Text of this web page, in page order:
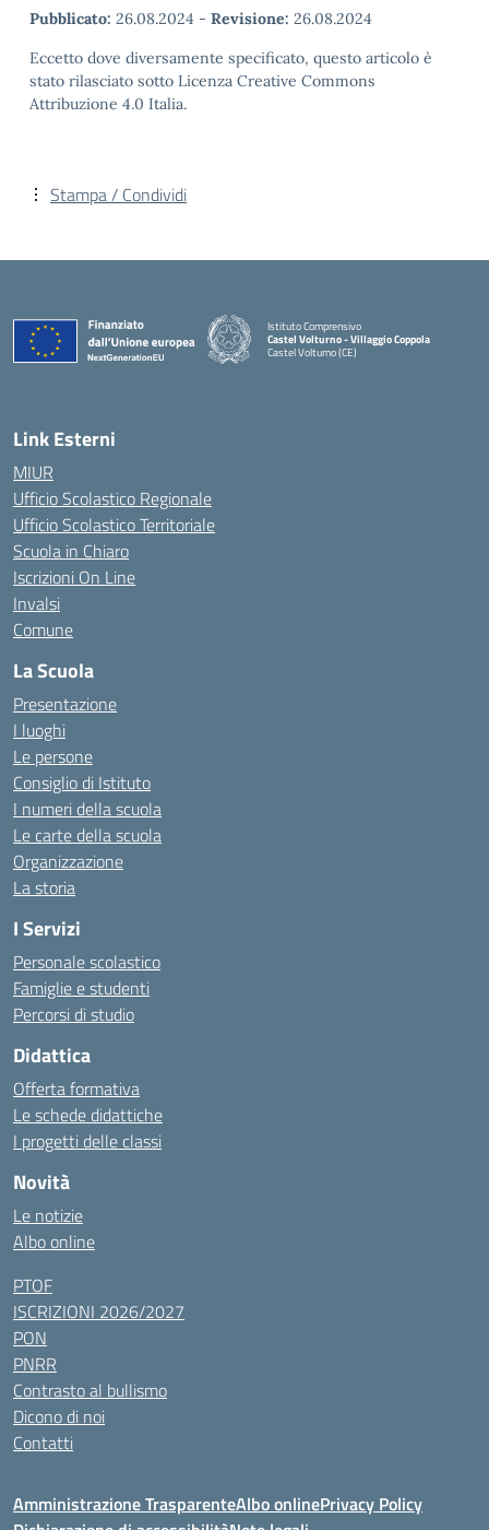
Pubblicato: 26.08.2024 - Revisione: 26.08.2024
Eccetto dove diversamente specificato, questo articolo è
stato rilasciato sotto Licenza Creative Commons
Attribuzione 4.0 Italia.
Stampa / Condividi
Istituto Comprensivo
Castel Volturno - Villaggio Coppola
Castel Volturno (CE)
Link Esterni
MIUR
Ufficio Scolastico Regionale
Ufficio Scolastico Territoriale
Scuola in Chiaro
Iscrizioni On Line
Invalsi
Comune
La Scuola
Presentazione
I luoghi
Le persone
Consiglio di Istituto
I numeri della scuola
Le carte della scuola
Organizzazione
La storia
I Servizi
Personale scolastico
Famiglie e studenti
Percorsi di studio
Didattica
Offerta formativa
Le schede didattiche
I progetti delle classi
Novità
Le notizie
Albo online
PTOF
ISCRIZIONI 2026/2027
PON
PNRR
Contrasto al bullismo
Dicono di noi
Contatti
Amministrazione TrasparenteAlbo onlinePrivacy Policy